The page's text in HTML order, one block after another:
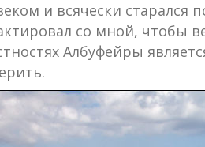
и всячески старался
со мной, чтобы
Албуфейры